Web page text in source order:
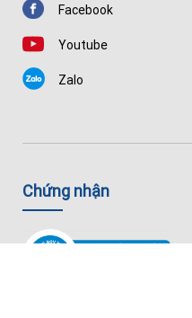
Facebook
Youtube
Zalo
Chứng nhận